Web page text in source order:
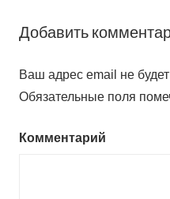
Добавить
Ваш адрес email не
Обязательные поля
Комментарий